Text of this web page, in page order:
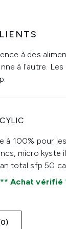
à des
à l'autre.
5à 100% pour
micro kyste
total sfp 50
Achat vérifié